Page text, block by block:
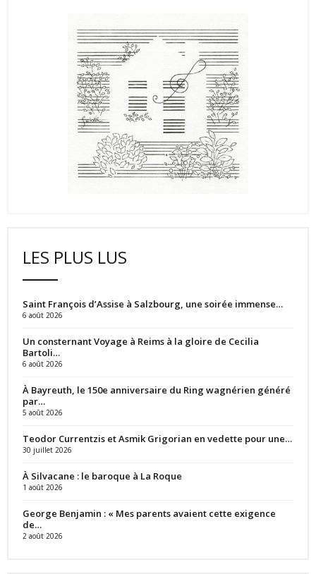
LES PLUS LUS
Saint François d’Assise à Salzbourg, une soirée immense…
6 août 2026
Un consternant Voyage à Reims à la gloire de Cecilia
Bartoli…
6 août 2026
À Bayreuth, le 150e anniversaire du Ring wagnérien généré
par…
5 août 2026
Teodor Currentzis et Asmik Grigorian en vedette pour une…
30 juillet 2026
À Silvacane : le baroque à La Roque
1 août 2026
George Benjamin : « Mes parents avaient cette exigence
de…
2 août 2026